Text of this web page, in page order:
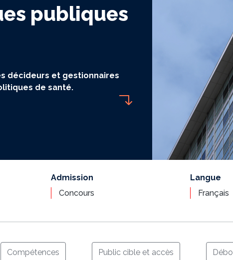
publiques
décideurs et gestionnaires
de santé.
Admission
Concours
Langue
Français
Compétences Public cible et accès